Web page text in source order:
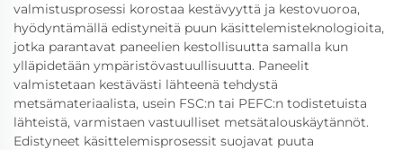
valmistusprosessi korostaa kestävyyttä ja kestovuoroa,
hyödyntämällä edistyneitä puun käsittelemisteknologioita,
jotka parantavat paneelien kestollisuutta samalla kun
ylläpidetään ympäristövastuullisuutta. Paneelit
valmistetaan kestävästi lähteenä tehdystä
metsämateriaalista, usein FSC:n tai PEFC:n todistetuista
lähteistä, varmistaen vastuulliset metsätalouskäytännöt.
Edistyneet käsittelemisprosessit suojavat puuta